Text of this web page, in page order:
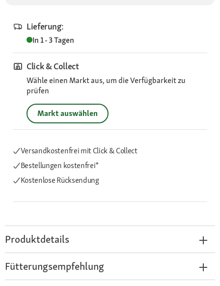
Lieferung:
In 1 - 3 Tagen
Click & Collect
Wähle einen Markt aus, um die Verfügbarkeit zu
prüfen
Markt auswählen
Versandkostenfrei mit Click & Collect
Bestellungen kostenfrei*
Kostenlose Rücksendung
Produktdetails
Fütterungsempfehlung